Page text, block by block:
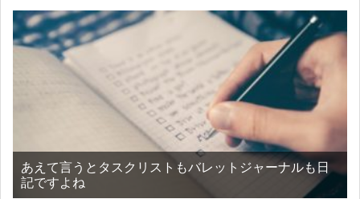
あえて言うとタスクリストもバレットジャーナルも日
記ですよね